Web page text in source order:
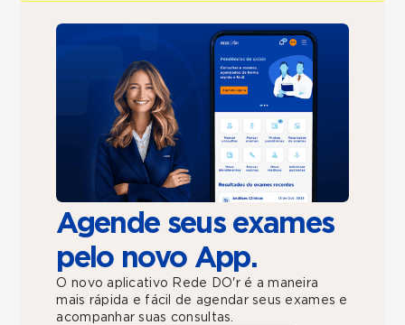
Agende seus exames
pelo novo App.
O novo aplicativo Rede DO'r é a maneira
mais rápida e fácil de agendar seus exames e
acompanhar suas consultas.